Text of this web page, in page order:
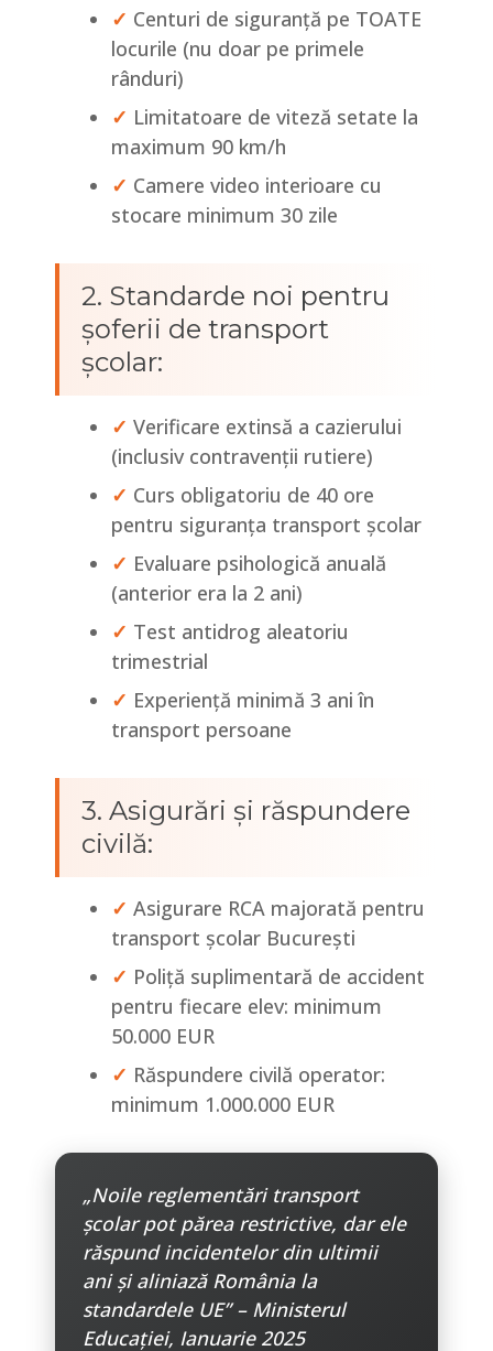
✓ Centuri de siguranță pe TOATE
locurile (nu doar pe primele
rânduri)
✓ Limitatoare de viteză setate la
maximum 90 km/h
✓ Camere video interioare cu
stocare minimum 30 zile
2. Standarde noi pentru
șoferii de transport
școlar:
✓ Verificare extinsă a cazierului
(inclusiv contravenții rutiere)
✓ Curs obligatoriu de 40 ore
pentru siguranța transport școlar
✓ Evaluare psihologică anuală
(anterior era la 2 ani)
✓ Test antidrog aleatoriu
trimestrial
✓ Experiență minimă 3 ani în
transport persoane
3. Asigurări și răspundere
civilă:
✓ Asigurare RCA majorată pentru
transport școlar București
✓ Poliță suplimentară de accident
pentru fiecare elev: minimum
50.000 EUR
✓ Răspundere civilă operator:
minimum 1.000.000 EUR
„Noile reglementări transport
școlar pot părea restrictive, dar ele
răspund incidentelor din ultimii
ani și aliniază România la
standardele UE” – Ministerul
Educației, Ianuarie 2025